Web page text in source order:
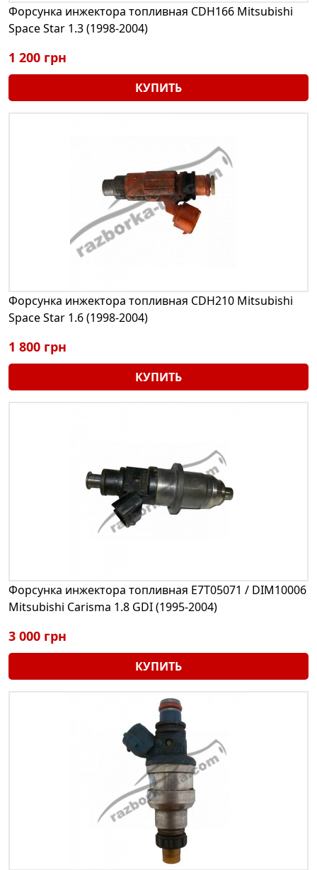
Форсунка инжектора топливная CDH166 Mitsubishi
Space Star 1.3 (1998-2004)
1 200 грн
КУПИТЬ
Форсунка инжектора топливная CDH210 Mitsubishi
Space Star 1.6 (1998-2004)
1 800 грн
КУПИТЬ
Форсунка инжектора топливная E7T05071 / DIM10006
Mitsubishi Carisma 1.8 GDI (1995-2004)
3 000 грн
КУПИТЬ